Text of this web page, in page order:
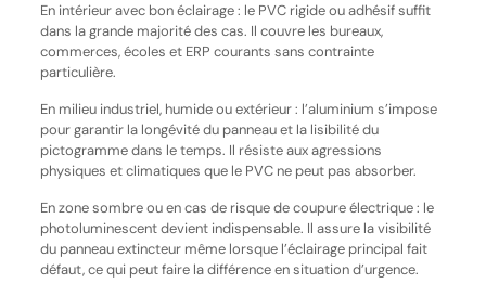
En intérieur avec bon éclairage : le PVC rigide ou adhésif suffit
dans la grande majorité des cas. Il couvre les bureaux,
commerces, écoles et ERP courants sans contrainte
particulière.
En milieu industriel, humide ou extérieur : l’aluminium s’impose
pour garantir la longévité du panneau et la lisibilité du
pictogramme dans le temps. Il résiste aux agressions
physiques et climatiques que le PVC ne peut pas absorber.
En zone sombre ou en cas de risque de coupure électrique : le
photoluminescent devient indispensable. Il assure la visibilité
du panneau extincteur même lorsque l’éclairage principal fait
défaut, ce qui peut faire la différence en situation d’urgence.